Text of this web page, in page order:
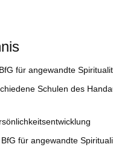
für angewandte
Schulen des
für angewandte